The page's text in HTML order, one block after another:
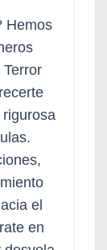
Hemos
el
en